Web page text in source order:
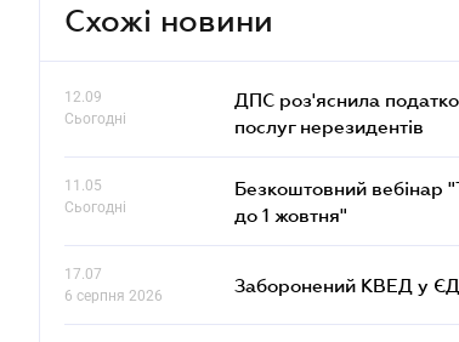
Схожі новини
12.09
Сьогодні
ДПС роз'яснила
послуг нерезидентів
11.05
Сьогодні
Безкоштовний вебінар
до 1 жовтня"
17.07
6 серпня 2026
Заборонений КВЕД у